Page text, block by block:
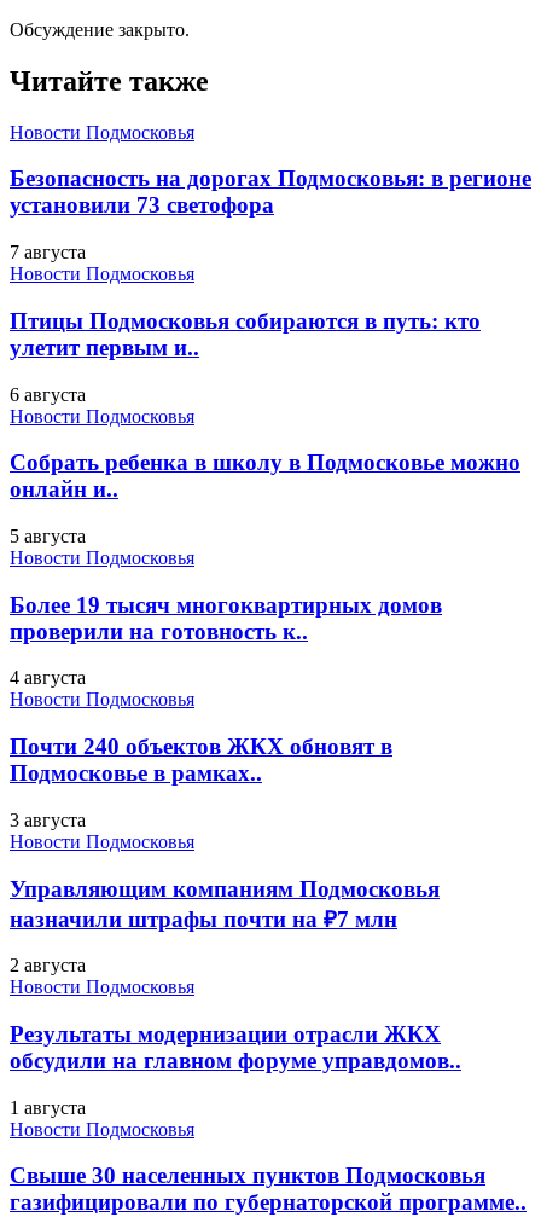
Обсуждение закрыто.
Читайте также
Новости Подмосковья
Безопасность на дорогах Подмосковья: в регионе
установили 73 светофора
7 августа
Новости Подмосковья
Птицы Подмосковья собираются в путь: кто
улетит первым и..
6 августа
Новости Подмосковья
Собрать ребенка в школу в Подмосковье можно
онлайн и..
5 августа
Новости Подмосковья
Более 19 тысяч многоквартирных домов
проверили на готовность к..
4 августа
Новости Подмосковья
Почти 240 объектов ЖКХ обновят в
Подмосковье в рамках..
3 августа
Новости Подмосковья
Управляющим компаниям Подмосковья
назначили штрафы почти на ₽7 млн
2 августа
Новости Подмосковья
Результаты модернизации отрасли ЖКХ
обсудили на главном форуме управдомов..
1 августа
Новости Подмосковья
Свыше 30 населенных пунктов Подмосковья
газифицировали по губернаторской программе..